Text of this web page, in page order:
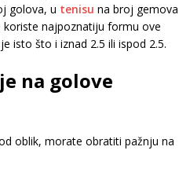
golova, u tenisu na broj gemova
koriste najpoznatiju formu ove
isto što i iznad 2.5 ili ispod 2.5.
na golove
oblik, morate obratiti pažnju na